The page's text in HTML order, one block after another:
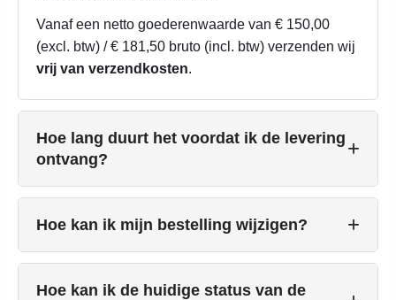
Vanaf een netto goederenwaarde van € 150,00
(excl. btw) / € 181,50 bruto (incl. btw) verzenden wij
vrij van verzendkosten.
Hoe lang duurt het voordat ik de levering
ontvang?
Hoe kan ik mijn bestelling wijzigen?
Hoe kan ik de huidige status van de